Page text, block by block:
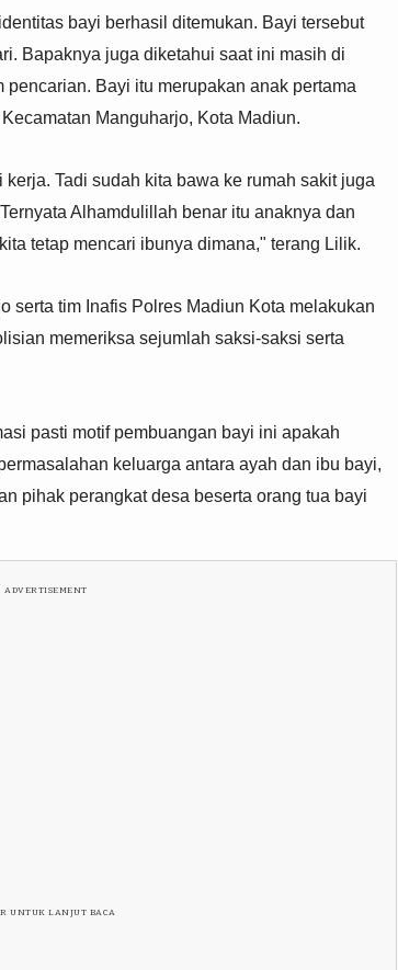
bayi berhasil ditemukan. Bayi tersebut
Bapaknya juga diketahui saat ini masih di
Bayi itu merupakan anak pertama
Manguharjo, Kota Madiun.
Tadi sudah kita bawa ke rumah sakit juga
Alhamdulillah benar itu anaknya dan
tetap mencari ibunya dimana," terang Lilik.
serta tim Inafis Polres Madiun Kota melakukan
memeriksa sejumlah saksi-saksi serta
pasti motif pembuangan bayi ini apakah
keluarga antara ayah dan ibu bayi,
pihak perangkat desa beserta orang tua bayi
ADVERTISEMENT
UNTUK LANJUT BACA